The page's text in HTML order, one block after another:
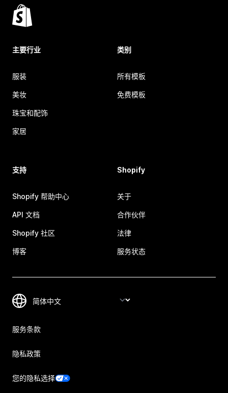
主要行业
服装
美妆
珠宝和配饰
家居
类别
所有模板
免费模板
支持
Shopify 帮助中心
API 文档
Shopify 社区
博客
Shopify
关于
合作伙伴
法律
服务状态
服务条款
隐私政策
您的隐私选择